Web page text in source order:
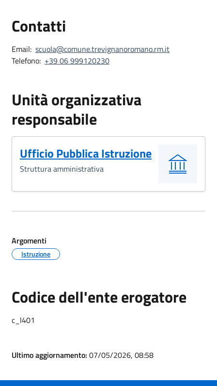
Contatti
Email: scuola@comune.trevignanoromano.rm.it
Telefono: +39 06 999120230
Unità organizzativa
responsabile
Ufficio Pubblica Istruzione
Struttura amministrativa
Argomenti
Istruzione
Codice dell'ente erogatore
c_l401
Ultimo aggiornamento: 07/05/2026, 08:58